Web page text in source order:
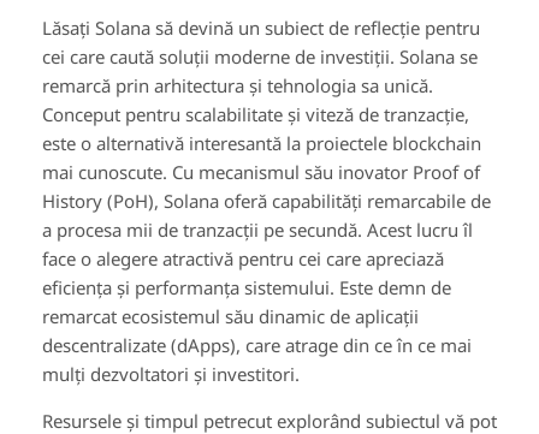
Lăsați Solana să devină un subiect de reflecție pentru
cei care caută soluții moderne de investiții. Solana se
remarcă prin arhitectura și tehnologia sa unică.
Conceput pentru scalabilitate și viteză de tranzacție,
este o alternativă interesantă la proiectele blockchain
mai cunoscute. Cu mecanismul său inovator Proof of
History (PoH), Solana oferă capabilități remarcabile de
a procesa mii de tranzacții pe secundă. Acest lucru îl
face o alegere atractivă pentru cei care apreciază
eficiența și performanța sistemului. Este demn de
remarcat ecosistemul său dinamic de aplicații
descentralizate (dApps), care atrage din ce în ce mai
mulți dezvoltatori și investitori.
Resursele și timpul petrecut explorând subiectul vă pot